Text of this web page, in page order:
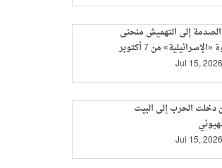
إلى التهميش منحنى
القوة «الإسرائيلية» من 7 أكتوبر
الأمريكي-الإيرانيJul 15, 2026
دخلت الحرب إلى البيت
Jul 15, 2026